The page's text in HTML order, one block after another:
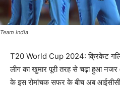
Team India
T20 World Cup 2024: क्रिकेट
लीग का खुमार पूरी तरह से चढ़ा हुआ
के इस रोमांचक सफर के बीच अब